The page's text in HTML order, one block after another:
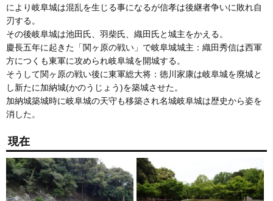
により岐阜城は混乱を生じる事になるが信孝は後継者争いに敗れ自
刃する。
その後岐阜城は池田氏、羽柴氏、織田氏と城主をかえる。
慶長五年に起きた「関ヶ原の戦い」で岐阜城城主：織田秀信は西軍
方につくも東軍に攻められ岐阜城を開城する。
そうして関ヶ原の戦い後に東軍総大将：徳川家康は岐阜城を廃城と
し新たに加納城(かのうじょう)を築城させた。
加納城築城時に岐阜城の天守も移築され名城岐阜城は歴史から姿を
消した。
現在